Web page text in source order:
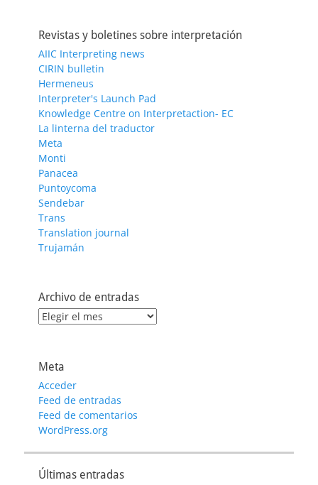
Revistas y boletines sobre interpretación
AIIC Interpreting news
CIRIN bulletin
Hermeneus
Interpreter's Launch Pad
Knowledge Centre on Interpretaction- EC
La linterna del traductor
Meta
Monti
Panacea
Puntoycoma
Sendebar
Trans
Translation journal
Trujamán
Archivo de entradas
Archivo
Meta
Acceder
Feed de entradas
Feed de comentarios
WordPress.org
Últimas entradas